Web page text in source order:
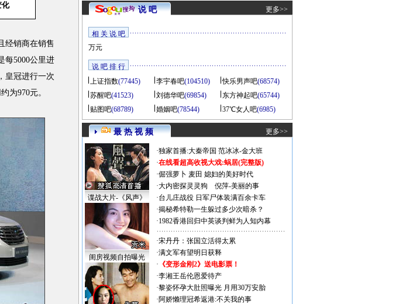
化
经销商在销售
每5000公里进
皇冠进行一次
为970元。
说 吧 更多>>
相 关 说 吧
万元
说 吧 排 行
上证指数(77445) 李宇春吧(104510) 快乐男声吧(68574)
苏醒吧(41523) 刘德华吧(69854) 东方神起吧(65744)
贴图吧(68789) 婚姻吧(78544) 37℃女人吧(6985)
最 热 视 频 更多>>
谍战大片-《风声》
闺房视频自拍曝光
·独家首播:大秦帝国 范冰冰-金大班
·在线看超高收视大戏:蜗居(完整版)
·倔强萝卜 麦田 媳妇的美好时代
·大内密探灵灵狗
倪萍-美丽的事
·台儿庄战役 日军尸体装满百余卡车
·揭秘希特勒一生躲过多少次暗杀？
·1982香港回归中英谈判鲜为人知内幕
·宋丹丹：张国立活得太累
·满文军有望明日获释
· 《变形金刚2》送电影票！
·李湘王岳伦恩爱待产
·黎姿怀孕大肚照曝光 月用30万安胎
·阿娇懒理冠希返港:不关我的事